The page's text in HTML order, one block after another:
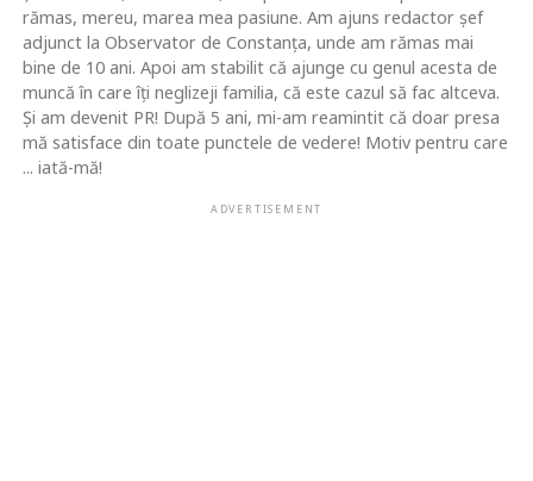
rămas, mereu, marea mea pasiune. Am ajuns redactor şef
adjunct la Observator de Constanţa, unde am rămas mai
bine de 10 ani. Apoi am stabilit că ajunge cu genul acesta de
muncă în care îţi neglizeji familia, că este cazul să fac altceva.
Şi am devenit PR! După 5 ani, mi-am reamintit că doar presa
mă satisface din toate punctele de vedere! Motiv pentru care
... iată-mă!
ADVERTISEMENT